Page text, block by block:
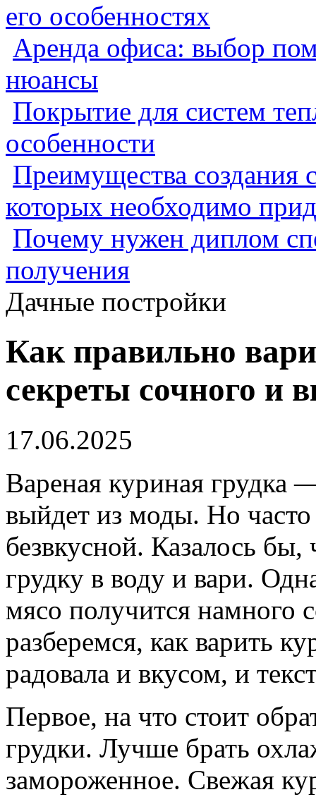
его особенностях
Аренда офиса: выбор
нюансы
Покрытие для систем
особенности
Преимущества создания
которых необходимо
Почему нужен диплом
получения
Дачные постройки
Как правильно
секреты сочного и
17.06.2025
Вареная куриная грудка
выйдет из моды. Но часто
безвкусной. Казалось
грудку в воду и вари.
мясо получится намного
разберемся, как варить
радовала и вкусом, и
Первое, на что стоит
грудки. Лучше брать
замороженное. Свежая